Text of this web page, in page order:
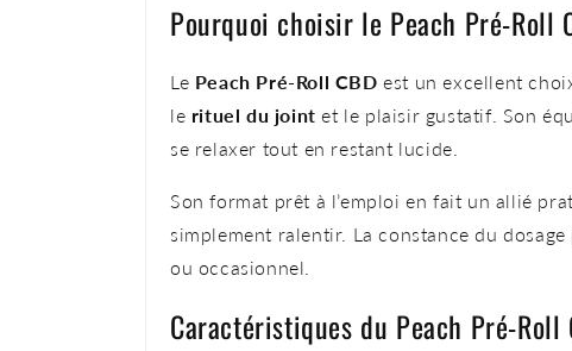
Pourquoi choisir le Peach Pré-Roll
Le Peach Pré-Roll CBD est un excellent
le rituel du joint et le plaisir gustatif. Son
se relaxer tout en restant lucide.
Son format prêt à l’emploi en fait un allié
simplement ralentir. La constance du
ou occasionnel.
Caractéristiques du Peach Pré-Roll